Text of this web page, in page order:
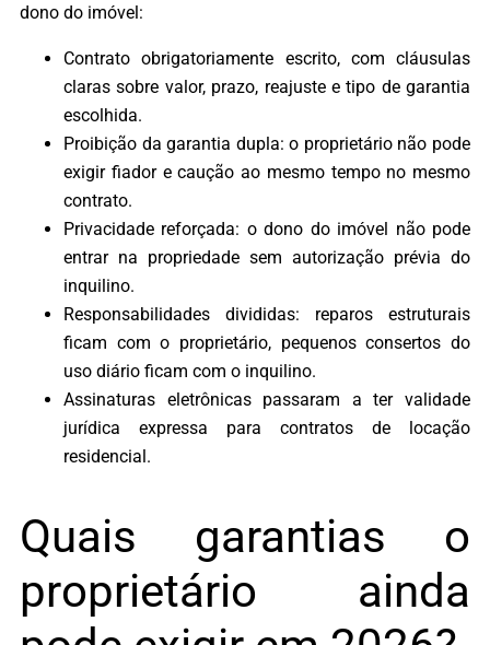
dono do imóvel:
Contrato obrigatoriamente escrito, com cláusulas
claras sobre valor, prazo, reajuste e tipo de garantia
escolhida.
Proibição da garantia dupla: o proprietário não pode
exigir fiador e caução ao mesmo tempo no mesmo
contrato.
Privacidade reforçada: o dono do imóvel não pode
entrar na propriedade sem autorização prévia do
inquilino.
Responsabilidades divididas: reparos estruturais
ficam com o proprietário, pequenos consertos do
uso diário ficam com o inquilino.
Assinaturas eletrônicas passaram a ter validade
jurídica expressa para contratos de locação
residencial.
Quais garantias o
proprietário ainda